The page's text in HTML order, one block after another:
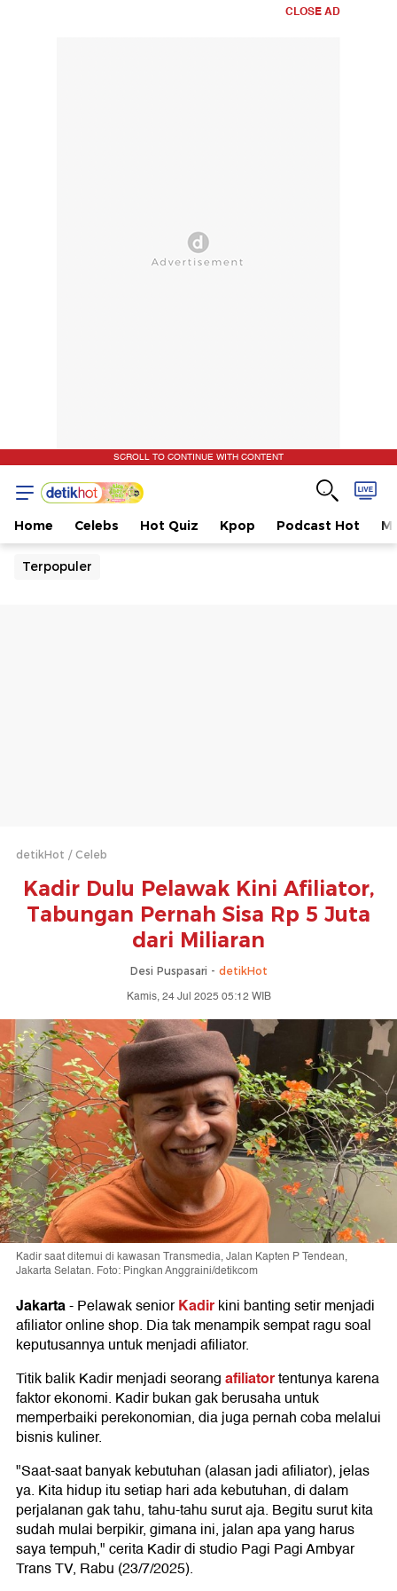
CLOSE AD
SCROLL TO CONTINUE WITH CONTENT
Home Celebs Hot Quiz Kpop Podcast Hot
Terpopuler
detikHot Celeb
Kadir Dulu Pelawak Kini Afiliator,
Tabungan Pernah Sisa Rp 5 Juta
dari Miliaran
Desi Puspasari - detikHot
Kamis, 24 Jul 2025 05:12 WIB
Kadir saat ditemui di kawasan Transmedia, Jalan Kapten P Tendean,
Jakarta Selatan. Foto: Pingkan Anggraini/detikcom
Jakarta-Pelawak seniorKadirkini banting setir menjadi
afiliator online shop. Dia tak menampik sempat ragu soal
keputusannya untuk menjadi afiliator.
Titik balik Kadir menjadi seorangafiliatortentunya karena
faktor ekonomi. Kadir bukan gak berusaha untuk
memperbaiki perekonomian, dia juga pernah coba melalui
bisnis kuliner.
"Saat-saat banyak kebutuhan (alasan jadi afiliator), jelas
ya. Kita hidup itu setiap hari ada kebutuhan, di dalam
perjalanan gak tahu, tahu-tahu surut aja. Begitu surut kita
sudah mulai berpikir, gimana ini, jalan apa yang harus
saya tempuh," cerita Kadir di studio Pagi Pagi Ambyar
Trans TV, Rabu (23/7/2025).